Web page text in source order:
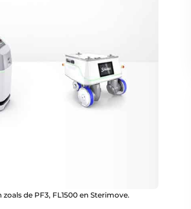
de PF3, FL1500 en Sterimove.